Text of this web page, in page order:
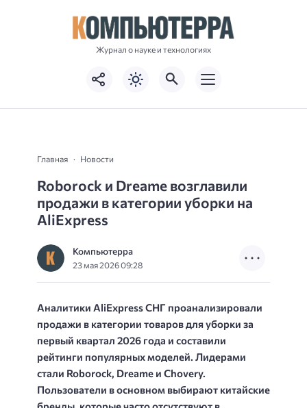
Журнал о науке и технологиях
Главная Новости
Roborock и Dreame возглавили
продажи в категории уборки на
AliExpress
Компьютерра
23 мая 2026 09:28
Аналитики AliExpress СНГ проанализировали
продажи в категории товаров для уборки за
первый квартал 2026 года и составили
рейтинги популярных моделей. Лидерами
стали Roborock, Dreame и Chovery.
Пользователи в основном выбирают китайские